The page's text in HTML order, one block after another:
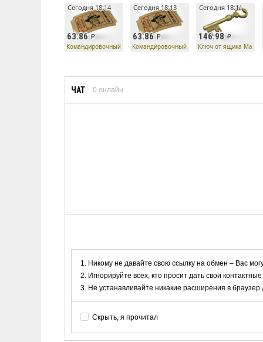
63.86
Сегодня 18:14
Командировочный билет
63.86
Сегодня 18:13
Командировочный билет
146.98
Сегодня 18:11
Ключ от ящика Манн
ЧАТ 0 онлайн
Никому не давайте свою ссылку на обмен – Вас
Игнорируйте всех, кто просит дать свои
Не устанавливайте никакие расширения в
Скрыть, я прочитал